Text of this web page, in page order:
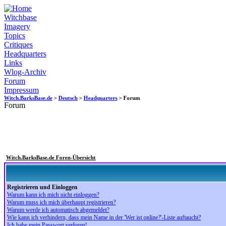
Witchbase
Imagery
Topics
Critiques
Headquarters
Links
Wlog-Archiv
Forum
Impressum
Witch.BarksBase.de > Deutsch > Headquarters > Forum
Forum
Witch.BarksBase.de Foren-Übersicht
Registrieren und Einloggen
Warum kann ich mich nicht einloggen?
Warum muss ich mich überhaupt registrieren?
Warum werde ich automatisch abgemeldet?
Wie kann ich verhindern, dass mein Name in der 'Wer ist online?'-Liste auftaucht?